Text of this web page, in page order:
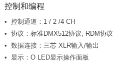
控制和编程
控制通道：1 / 2 /4 CH
协议：标准DMX512协议, RDM协议
数据连接：三芯 XLR输入/输出
显示：O LED显示操作面板